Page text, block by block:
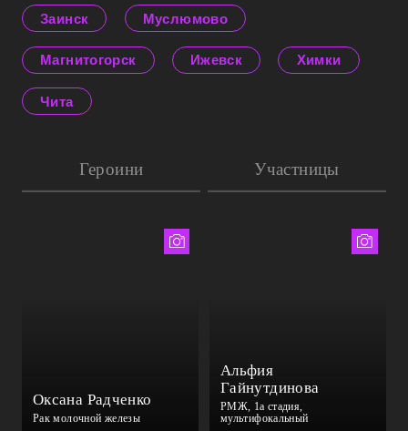
Заинск Муслюмово
Магнитогорск Ижевск Химки
Чита
Героини Участницы
Екатерина Чернова
Оксана Радченко
Рак молочной железы
Елизавета Ильина
Альфия
Гайнутдинова
РМЖ, 1а стадия,
мультифокальный